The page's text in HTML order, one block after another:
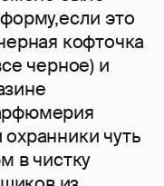
это
кофточка
черное) и
чуть
в чистку